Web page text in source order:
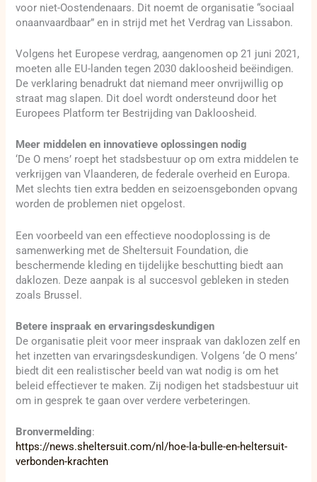
voor niet-Oostendenaars. Dit noemt de organisatie “sociaal
onaanvaardbaar” en in strijd met het Verdrag van Lissabon.
Volgens het Europese verdrag, aangenomen op 21 juni 2021,
moeten alle EU-landen tegen 2030 dakloosheid beëindigen.
De verklaring benadrukt dat niemand meer onvrijwillig op
straat mag slapen. Dit doel wordt ondersteund door het
Europees Platform ter Bestrijding van Dakloosheid.
Meer middelen en innovatieve oplossingen nodig
‘De O mens’ roept het stadsbestuur op om extra middelen te
verkrijgen van Vlaanderen, de federale overheid en Europa.
Met slechts tien extra bedden en seizoensgebonden opvang
worden de problemen niet opgelost.
Een voorbeeld van een effectieve noodoplossing is de
samenwerking met de Sheltersuit Foundation, die
beschermende kleding en tijdelijke beschutting biedt aan
daklozen. Deze aanpak is al succesvol gebleken in steden
zoals Brussel.
Betere inspraak en ervaringsdeskundigen
De organisatie pleit voor meer inspraak van daklozen zelf en
het inzetten van ervaringsdeskundigen. Volgens ‘de O mens’
biedt dit een realistischer beeld van wat nodig is om het
beleid effectiever te maken. Zij nodigen het stadsbestuur uit
om in gesprek te gaan over verdere verbeteringen.
Bronvermelding:
https://news.sheltersuit.com/nl/hoe-la-bulle-en-heltersuit-
verbonden-krachten